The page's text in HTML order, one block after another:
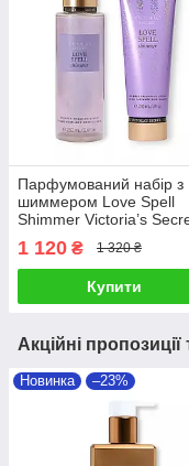
Парфумований набір з
шиммером Love Spell
Shimmer Victoria’s
1 120 ₴ 1 320 ₴
Купити
Акційні
Новинка –23%